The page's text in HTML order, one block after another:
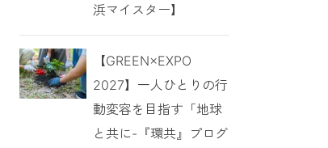
浜マイスター】
【GREEN×EXPO
2027】一人ひとりの行
動変容を目指す「地球
と共に-『環共』プログ